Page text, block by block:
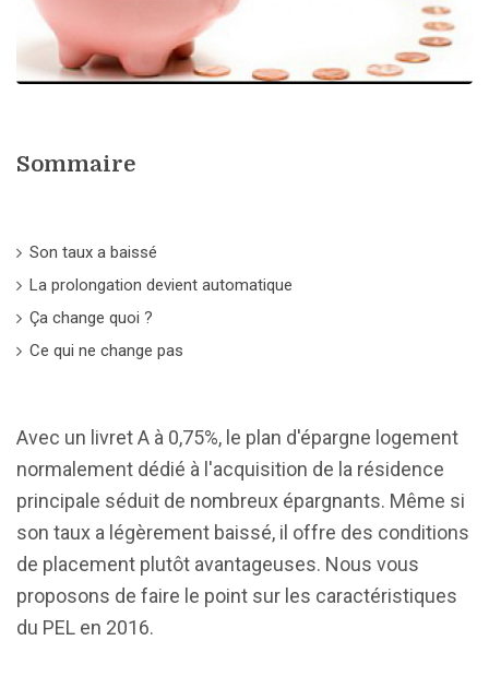
Sommaire
Son taux a baissé
La prolongation devient automatique
Ça change quoi ?
Ce qui ne change pas
Avec un livret A à 0,75%, le plan d'épargne logement
normalement dédié à l'acquisition de la résidence
principale séduit de nombreux épargnants. Même si
son taux a légèrement baissé, il offre des conditions
de placement plutôt avantageuses. Nous vous
proposons de faire le point sur les caractéristiques
du PEL en 2016.